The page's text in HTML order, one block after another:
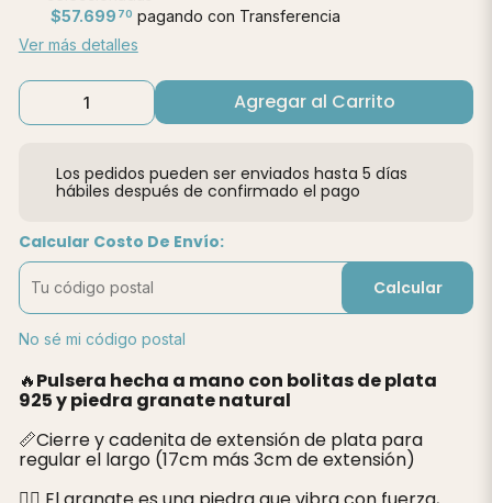
$57.699 70 pagando con Transferencia
Ver más detalles
Agregar al Carrito
Los pedidos pueden ser enviados hasta 5 días
hábiles después de confirmado el pago
Calcular Costo De Envío:
Calcular
No sé mi código postal
🔥Pulsera hecha a mano con bolitas de plata
925 y piedra granate natural
📏Cierre y cadenita de extensión de plata para
regular el largo (17cm más 3cm de extensión)